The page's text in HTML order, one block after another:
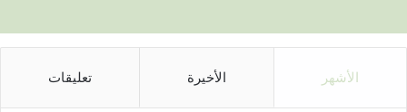
الأشهر الأخيرة تعليقات